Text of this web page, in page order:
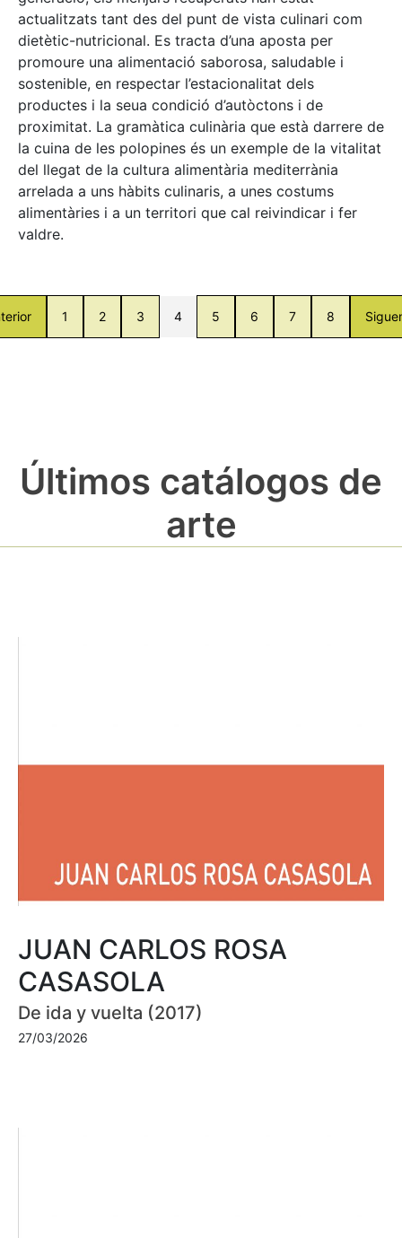
actualitzats tant des del punt de vista culinari com
dietètic-nutricional. Es tracta d’una aposta per
promoure una alimentació saborosa, saludable i
sostenible, en respectar l’estacionalitat dels
productes i la seua condició d’autòctons i de
proximitat. La gramàtica culinària que està darrere de
la cuina de les polopines és un exemple de la vitalitat
del llegat de la cultura alimentària mediterrània
arrelada a uns hàbits culinaris, a unes costums
alimentàries i a un territori que cal reivindicar i fer
valdre.
1 2 3 4 5 6 7 8
Últimos catálogos de
arte
JUAN CARLOS ROSA
CASASOLA
De ida y vuelta (2017)
27/03/2026